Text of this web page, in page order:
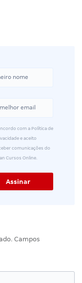
com a Política de
e aceito
comunicações do
Cursos Online.
Campos